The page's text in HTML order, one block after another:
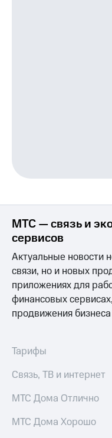
МТС Pay
коду
за границей
магазин
Смартфоны
Наушники
и
колонки
трекеры
Умный
дом
Планшеты
МТС — связь и
сервисов
Актуальные новости
связи, но и новых
приложениях для
финансовых
продвижения
Тарифы
Связь, ТВ и интернет
МТС Дома Отлично
МТС Дома Хорошо